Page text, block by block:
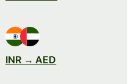
INR → AED